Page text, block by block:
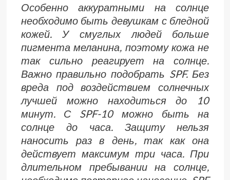
Особенно аккуратными на солнце
необходимо быть девушкам с бледной
кожей. У смуглых людей больше
пигмента меланина, поэтому кожа не
так сильно реагирует на солнце.
Важно правильно подобрать SPF. Без
вреда под воздействием солнечных
лучшей можно находиться до 10
минут. С SPF-10 можно быть на
солнце до часа. Защиту нельзя
наносить раз в день, так как она
действует максимум три часа. При
длительном пребывании на солнце,